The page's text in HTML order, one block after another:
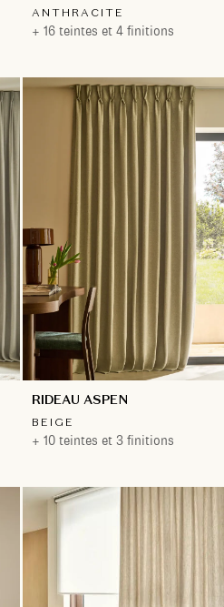
ANTHRACITE
+ 16 teintes et 4 finitions
RIDEAU ASPEN
BEIGE
+ 10 teintes et 3 finitions